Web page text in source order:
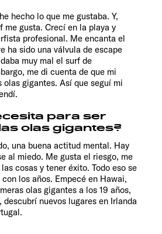
hecho lo que me gustaba. Y,
me gusta. Crecí en la playa y
profesional. Me encanta el
ha sido una válvula de escape
muy mal el surf de
me di cuenta de que mi
olas gigantes. Así que seguí mi
para ser
olas gigantes?
una buena actitud mental. Hay
al miedo. Me gusta el riesgo, me
cosas y tener éxito. Todo eso se
los años. Empecé en Hawai,
olas gigantes a los 19 años,
descubrí nuevos lugares en Irlanda